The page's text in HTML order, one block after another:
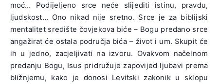
moć… Podijeljeno srce neće slijediti istinu, pravdu,
ljudskost… Ono nikad nije sretno. Srce je za biblijski
mentalitet središte čovjekova biće – Bogu predano srce
angažirat će ostala područja bića – život i um. Skupit će
ih u jedno, zacjeljivati na izvoru. Ovakvom načelnom
predanju Bogu, Isus pridružuje zapovijed ljubavi prema
bližnjemu, kako je donosi Levitski zakonik u sklopu